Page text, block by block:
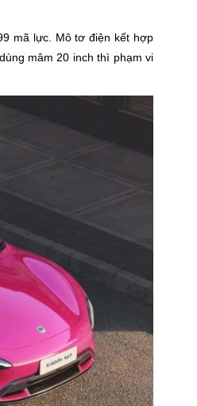
mã lực. Mô tơ điện kết hợp
mâm 20 inch thì phạm vi